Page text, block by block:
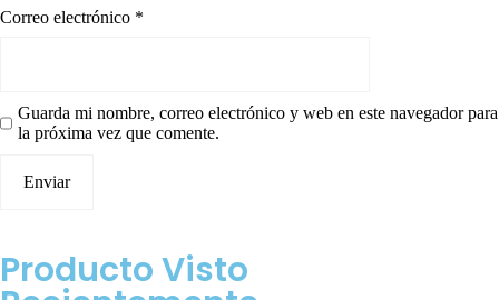
Correo electrónico *
Guarda mi nombre, correo electrónico y web en este navegador para
la próxima vez que comente.
Producto Visto